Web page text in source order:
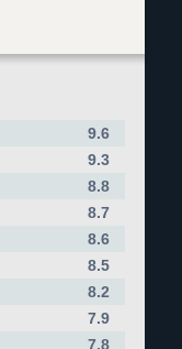
9.6
9.3
8.8
8.7
8.6
8.5
8.2
7.9
7.8